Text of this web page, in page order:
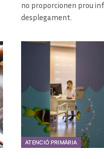
no proporcionen prou
desplegament.
ATENCIÓ PRIMÀRIA